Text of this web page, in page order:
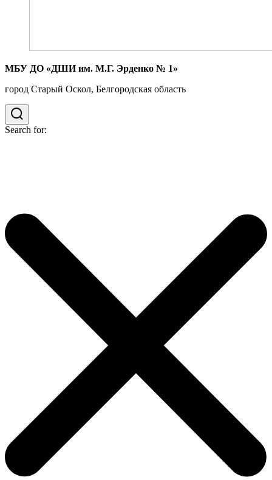
МБУ ДО «ДШИ им. М.Г. Эрденко № 1»
город Старый Оскол, Белгородская область
Search for: